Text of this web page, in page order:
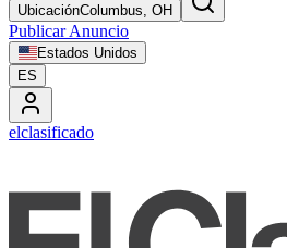
UbicaciónColumbus, OH
Publicar Anuncio
Estados Unidos
ES
elclasificado